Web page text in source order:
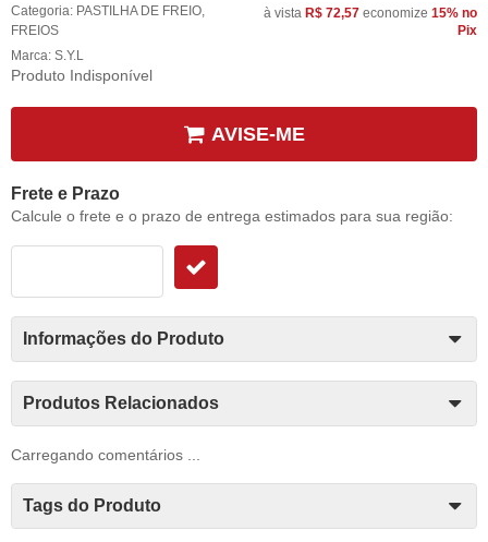
Categoria: PASTILHA DE FREIO,
FREIOS
Marca: S.Y.L
Produto Indisponível
à vista R$ 72,57 economize 15% no
Pix
AVISE-ME
Frete e Prazo
Calcule o frete e o prazo de entrega estimados para sua região:
Informações do Produto
Produtos Relacionados
Carregando comentários ...
Tags do Produto